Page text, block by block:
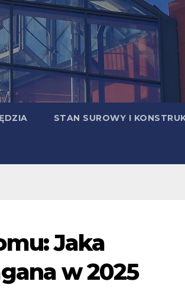
STAN SUROWY I
Jaka
w 2025